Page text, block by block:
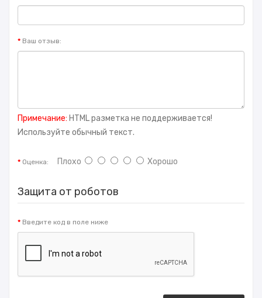
Ваш отзыв:
Примечание: HTML разметка не поддерживается!
Используйте обычный текст.
Оценка: Плохо Хорошо
Защита от роботов
Введите код в поле ниже